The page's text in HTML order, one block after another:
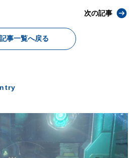
記事一覧へ戻る
次の記事